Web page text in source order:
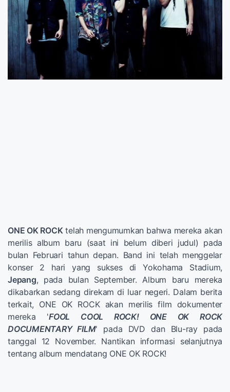
ONE OK ROCKtelah mengumumkan bahwa mereka akan
merilis album baru (saat ini belum diberi judul) pada
bulan Februari tahun depan. Band ini telah menggelar
konser 2 hari yang sukses di Yokohama Stadium,
Jepang, pada bulan September. Album baru mereka
dikabarkan sedang direkam di luar negeri. Dalam berita
terkait, ONE OK ROCK akan merilis film dokumenter
mereka 'FOOL COOL ROCK! ONE OK ROCK
DOCUMENTARY FILM' pada DVD dan Blu-ray pada
tanggal 12 November. Nantikan informasi selanjutnya
tentang album mendatang ONE OK ROCK!